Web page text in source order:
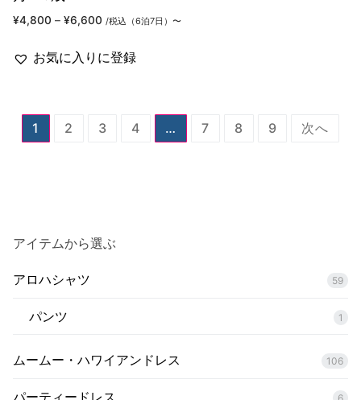
¥4,800 – ¥6,600 価
格
¥4,800
–
/税込（6泊7日）〜
お気に入りに登録
投
ー
送
り
1 2 3 4 … 7 8 9 次へ
アイテムから選ぶ
アロハシャツ 59
パンツ 1
ムームー・ハワイアンドレス 106
パーティードレス